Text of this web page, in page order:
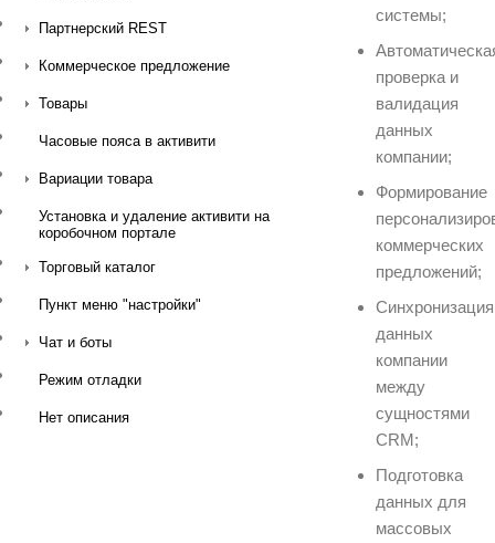
Партнерский REST
Коммерческое предложение
Товары
Часовые пояса в активити
Вариации товара
Установка и удаление активити на
коробочном портале
Торговый каталог
Пункт меню "настройки"
Чат и боты
Режим отладки
Нет описания
системы;
проверка и
валидация
данных
компании;
Формирование
коммерческих
предложений;
Синхронизация
данных
компании
между
сущностями
CRM;
Подготовка
данных для
массовых